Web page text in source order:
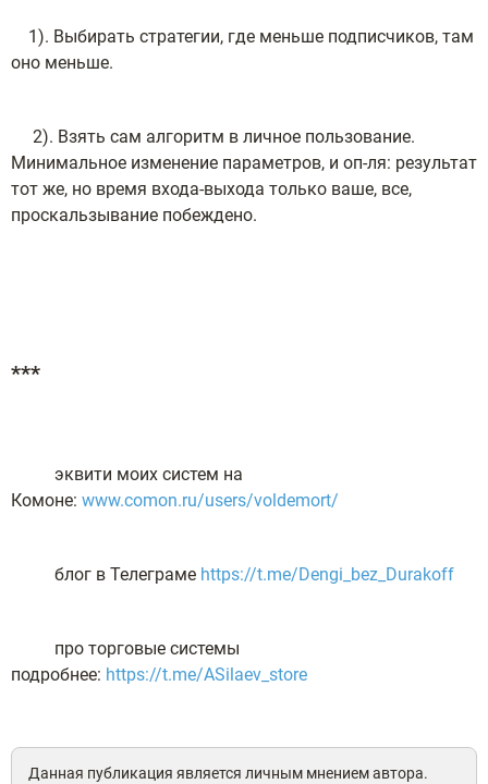
1). Выбирать стратегии, где меньше подписчиков, там
оно меньше.
2). Взять сам алгоритм в личное пользование.
Минимальное изменение параметров, и оп-ля: результат
тот же, но время входа-выхода только ваше, все,
проскальзывание побеждено.
***
эквити моих систем на
Комоне: www.comon.ru/users/voldemort/
блог в Телеграме https://t.me/Dengi_bez_Durakoff
про торговые системы
подробнее: https://t.me/ASilaev_store
Данная публикация является личным мнением автора.